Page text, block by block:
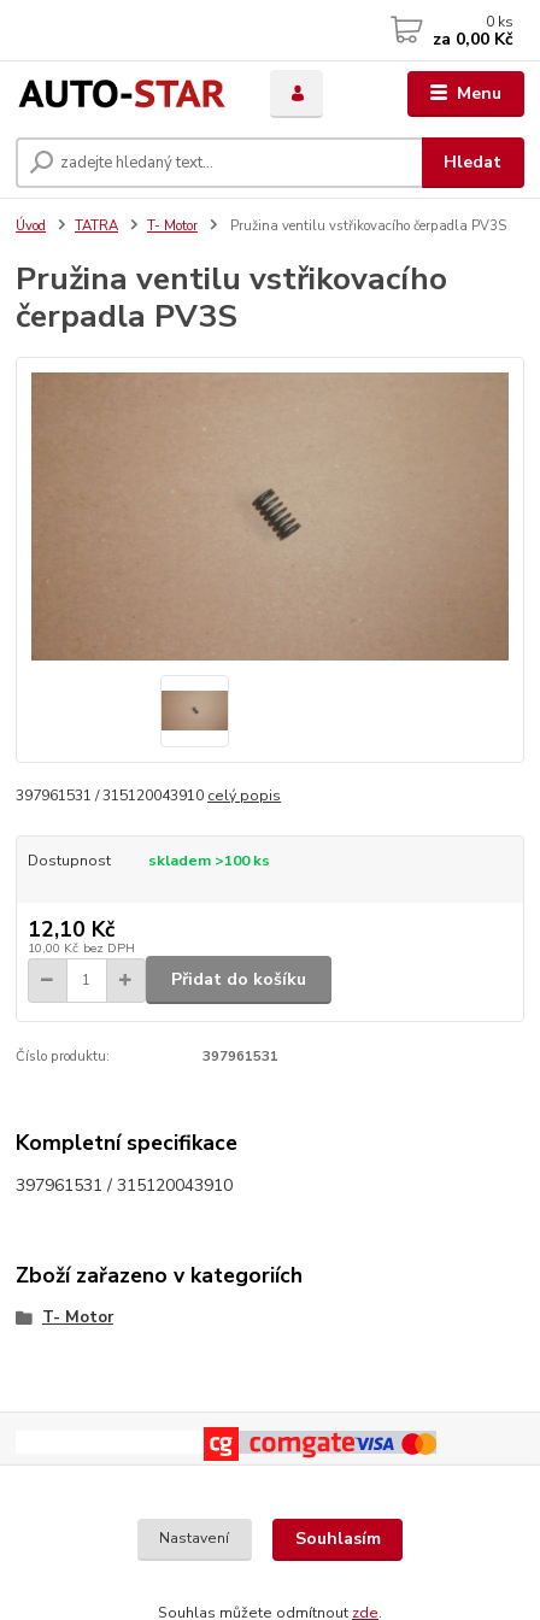
Menu
Hledat
0 ks
za 0,00 Kč
Úvod TATRA T- Motor Pružina ventilu vstřikovacího čerpadla PV3S
Pružina ventilu vstřikovacího
čerpadla PV3S
397961531 / 315120043910 celý popis
Dostupnost skladem >100 ks
12,10 Kč
10,00 Kč bez DPH
Přidat do košíku
Číslo produktu: 397961531
Kompletní specifikace
397961531 / 315120043910
Zboží zařazeno v kategoriích
T- Motor
Nastavení Souhlasím
Souhlas můžete odmítnout zde.